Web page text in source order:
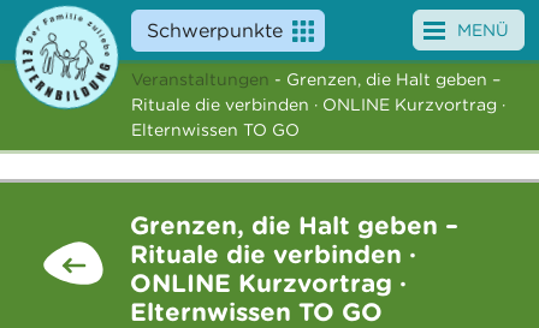
Schwerpunkte
Angebote
Veranstaltungen
Service
MENÜ
Veranstaltungen - Grenzen, die Halt geben –
Rituale die verbinden · ONLINE Kurzvortrag ·
Elternwissen TO GO
Grenzen, die Halt geben –
Rituale die verbinden ·
ONLINE Kurzvortrag ·
Elternwissen TO GO